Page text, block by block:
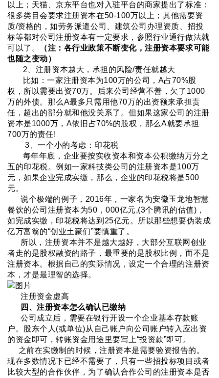
以上；天猫、京东平台也对入驻平台的商家提出了标准：
很多类目会要求注册资本在50-100万以上；其他需要资
质/资格的，如劳务派遣公司、建筑公司办理资质、 招投
标等都对公司注册资本有一定要求 ，参照行业通行做法就
可以了。
（注：各行业政策不断变化，注册资本要求可能
也随之变动）
2、注册资本越大，承担的风险/责任就越大
比如：一家注册资本为100万的公司，A占70%股
权，所以需要出资70万。后来公司经营不善，欠了1000
万的外债。那么A最多只需用他70万的出资额来承担责
任，超出的部分就和他没关系了。但如果这家公司的注册
资本是1000万，A依旧占70%的股权，那么A就要承担
700万的责任!
3、一个小的考虑：印花税
每年年底，企业要按实收资本和资本公积缴纳万分之
五的印花税。例如一家科技类公司的注册资本是100万
元，如果企业完成实缴，那么，企业的印花税将是500
元。
说个极端的例子，2016年，一家名为安徽玉龙地智慧
餐饮的公司注册资本为50，000亿元,(3个腾讯的估值)，
如完成实缴，印花税将达到25亿元。所以那些想要伪装成
亿万富翁的“创业土豪们”要慎重了。
所以，注册资本并不是越大越好，大部分互联网创业
者走的是股权融资的路子，最重要的是股权比例，而不是
注册资本。根据自己的实际情况，设定一个合理的注册资
本，才是最理智的选择。
注册资金虚高
四、注册资本怎么确认已缴纳
公司成立后，需要在银行开设一个企业基本存款账
户。股东个人(或单位)从自己账户向公司账户转入应出资
的资金即可，转账资金用途里要写上“投资款”即可。
之前在实缴制的时候，注册资本是需要验资报告的。
现在多数情况下已经不需要了，只有一些招投标项目或者
比较大型的合作伙伴，为了确认合作公司的注册资本是否